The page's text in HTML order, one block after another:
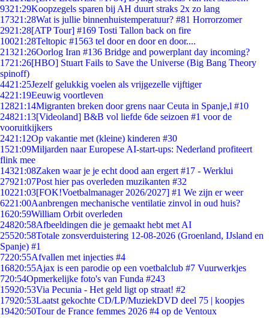
9321:29Koopzegels sparen bij AH duurt straks 2x zo lang
17321:28Wat is jullie binnenhuistemperatuur? #81 Horrorzomer
2921:28[ATP Tour] #169 Tosti Tallon back on fire
10021:28Teltopic #1563 tel door en door en door....
21321:26Oorlog Iran #136 Bridge and powerplant day incoming?
1721:26[HBO] Stuart Fails to Save the Universe (Big Bang Theory
spinoff)
4421:25Jezelf gelukkig voelen als vrijgezelle vijftiger
4221:19Eeuwig voortleven
12821:14Migranten breken door grens naar Ceuta in Spanje,l #10
24821:13[Videoland] B&B vol liefde 6de seizoen #1 voor de
vooruitkijkers
2421:12Op vakantie met (kleine) kinderen #30
1521:09Miljarden naar Europese AI-start-ups: Nederland profiteert
flink mee
14321:08Zaken waar je je echt dood aan ergert #17 - Werklui
27921:07Post hier pas overleden muzikanten #32
10221:03[FOK!Voetbalmanager 2026/2027] #1 We zijn er weer
6221:00Aanbrengen mechanische ventilatie zinvol in oud huis?
1620:59William Orbit overleden
24820:58Afbeeldingen die je gemaakt hebt met AI
25520:58Totale zonsverduistering 12-08-2026 (Groenland, IJsland en
Spanje) #1
7220:55Afvallen met injecties #4
16820:55Ajax is een parodie op een voetbalclub #7 Vuurwerkjes
720:54Opmerkelijke foto's van Funda #243
15920:53Via Pecunia - Het geld ligt op straat! #2
17920:53Laatst gekochte CD/LP/MuziekDVD deel 75 | koopjes
19420:50Tour de France femmes 2026 #4 op de Ventoux